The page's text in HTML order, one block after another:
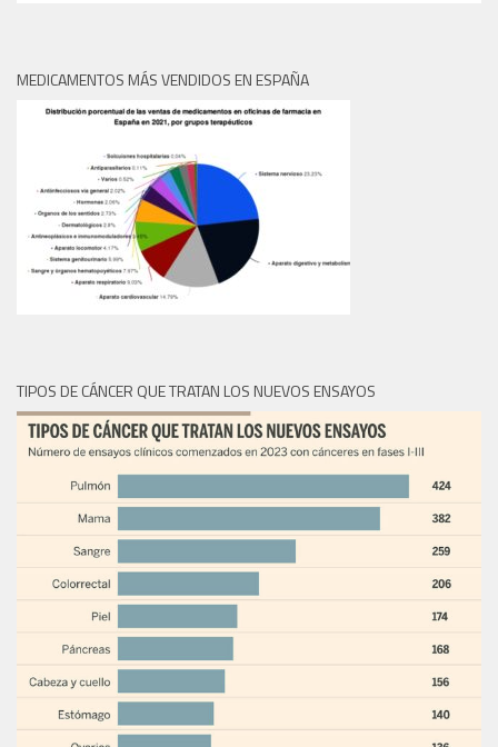
MEDICAMENTOS MÁS VENDIDOS EN ESPAÑA
TIPOS DE CÁNCER QUE TRATAN LOS NUEVOS ENSAYOS